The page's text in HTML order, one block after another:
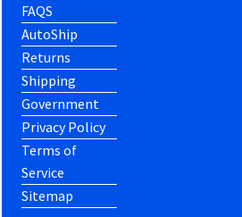
FAQS
AutoShip
Returns
Shipping
Government
Privacy Policy
Terms of
Service
Sitemap